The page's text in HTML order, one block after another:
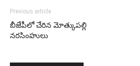
Previous article
బీజేపీలో చేరిన మోత్కుపల్లి
నరసింహులు